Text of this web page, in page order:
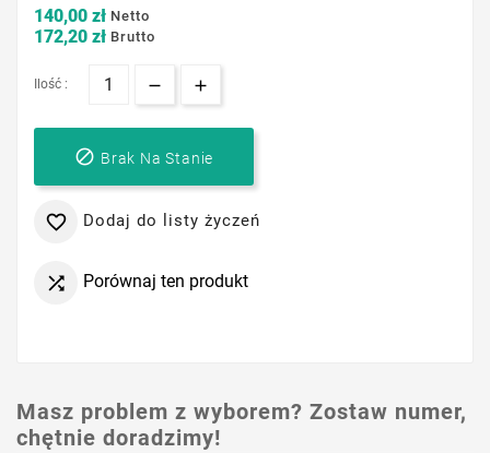
140,00 zł Netto
172,20 zł Brutto
Ilość :
 Brak Na Stanie
 Dodaj do listy życzeń
 Porównaj ten produkt
Masz problem z wyborem? Zostaw numer,
chętnie doradzimy!